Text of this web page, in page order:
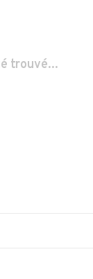
trouvé...